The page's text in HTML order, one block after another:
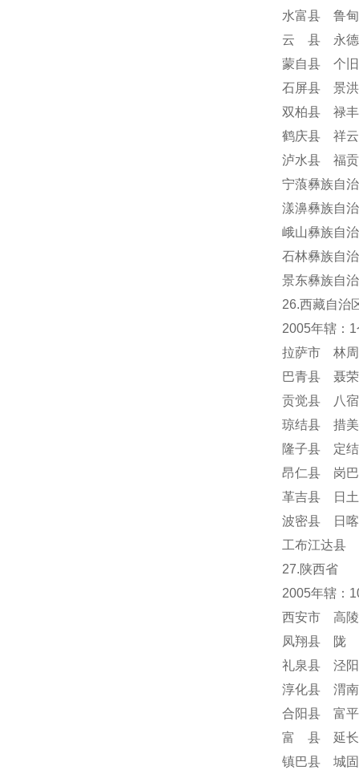
水富县 鲁
云 县 永德
蒙自县 个
石屏县 景
双柏县 禄
鹤庆县 祥
泸水县 福
宁蒗彝族自
漾濞彝族自
峨山彝族自
石林彝族自
景东彝族自
26.西藏自治
2005年辖：
拉萨市 林
巴青县 聂
贡觉县 八
琼结县 措
隆子县 定
昂仁县 岗
革吉县 日
波密县 日
工布江达县
27.陕西省
2005年辖：
西安市 高
凤翔县 陇
礼泉县 泾
淳化县 渭
合阳县 富
富 县 延长
镇巴县 城